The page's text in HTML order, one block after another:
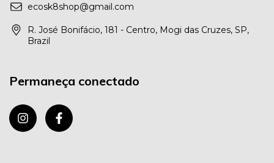
ecosk8shop@gmail.com
R. José Bonifácio, 181 - Centro, Mogi das Cruzes, SP,
Brazil
Permaneça conectado